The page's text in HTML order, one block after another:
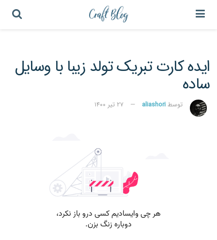
ایده کارت تبریک تولد زیبا با وسایل
ساده
توسطaliashori ۲۷ تیر ۱۴۰۰